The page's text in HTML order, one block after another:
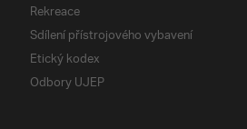
Rekreace
Sdílení přístrojového vybavení
Etický kodex
Odbory UJEP